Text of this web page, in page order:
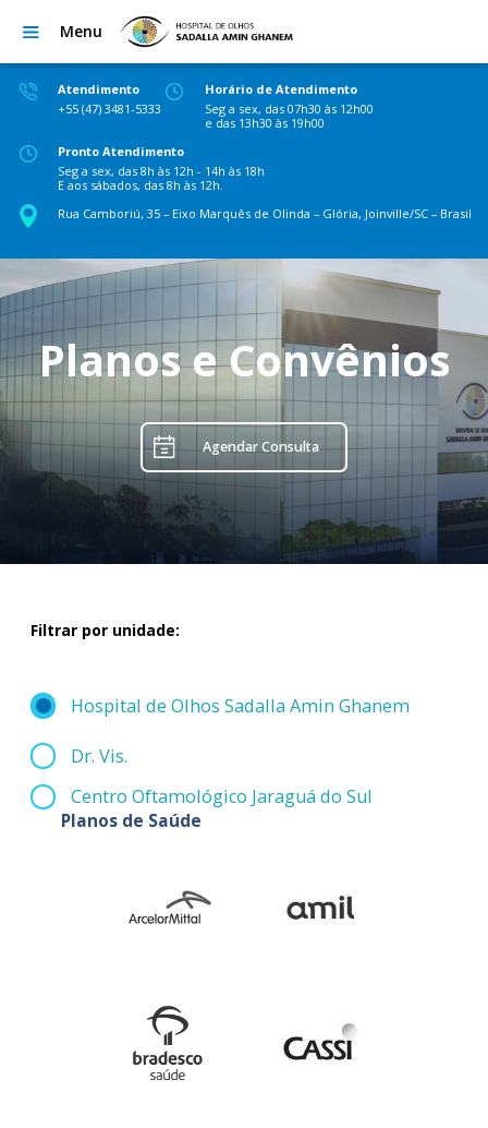
Menu
Atendimento
+55 (47) 3481-5333
Horário de Atendimento
Seg a sex, das 07h30 às 12h00
e das 13h30 às 19h00
Pronto Atendimento
Seg a sex, das 8h às 12h - 14h às 18h
E aos sábados, das 8h às 12h.
Rua Camboriú, 35 – Eixo Marquês de Olinda – Glória, Joinville/SC – Brasil
Planos e Convênios
Agendar Consulta
Filtrar por unidade:
Hospital de Olhos Sadalla Amin Ghanem
Dr. Vis.
Centro Oftamológico Jaraguá do Sul
Planos de Saúde